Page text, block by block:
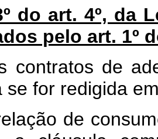
do art. 4º, da
pelo art. 1º
contratos de
se for redigida
de